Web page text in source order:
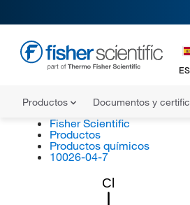
ES
Productos Documentos y
Fisher Scientific
Productos
Productos químicos
10026-04-7
Cl